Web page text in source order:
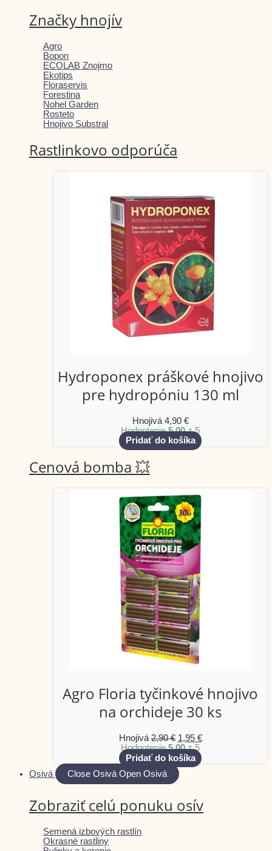
Značky hnojív
Agro
Bopon
ECOLAB Znojmo
Ekotips
Floraservis
Forestina
Nohel Garden
Rosteto
Hnojivo Substral
Rastlinkovo odporúča
Hydroponex práškové hnojivo
pre hydropóniu 130 ml
Hnojivá 4,90 €
Hodnotenie5.00z 5
Pridať do košíka
Cenová bomba 💥
Agro Floria tyčinkové hnojivo
na orchideje 30 ks
Hnojivá2,90€ 1,95 €
Hodnotenie5.00z 5
Pridať do košíka
Osivá
Close Osivá Open Osivá
Zobraziť celú ponuku osív
Semená izbových rastlín
Okrasné rastliny